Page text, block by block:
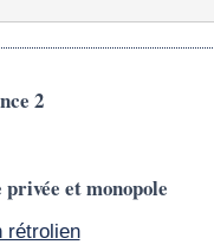
2
et monopole
rétrolien